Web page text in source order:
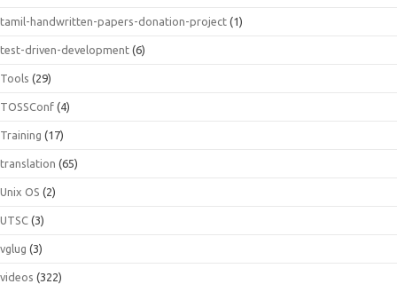
tamil-handwritten-papers-donation-project (1)
test-driven-development (6)
Tools (29)
TOSSConf (4)
Training (17)
translation (65)
Unix OS (2)
UTSC (3)
vglug (3)
videos (322)